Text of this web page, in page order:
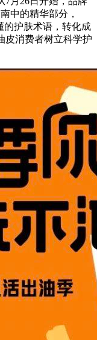
中的精华部分，
的护肤术语，转化成
皮消费者树立科学护